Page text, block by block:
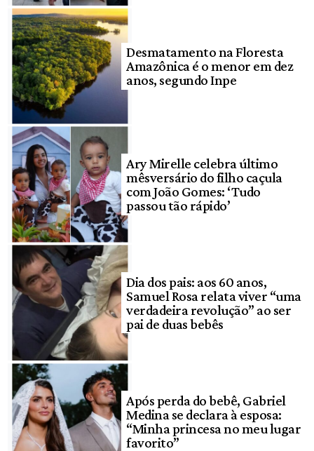
Desmatamento na Floresta
Amazônica é o menor em dez
anos, segundo Inpe
Ary Mirelle celebra último
mêsversário do filho caçula
com João Gomes: ‘Tudo
passou tão rápido’
Dia dos pais: aos 60 anos,
Samuel Rosa relata viver “uma
verdadeira revolução” ao ser
pai de duas bebês
Após perda do bebê, Gabriel
Medina se declara à esposa:
“Minha princesa no meu lugar
favorito”